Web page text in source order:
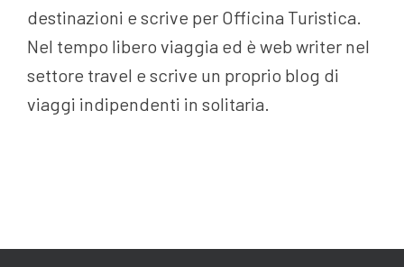
destinazioni e scrive per Officina Turistica.
Nel tempo libero viaggia ed è web writer nel
settore travel e scrive un proprio blog di
viaggi indipendenti in solitaria.